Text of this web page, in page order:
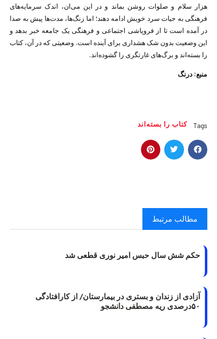
هزار سلام و صلوات روشن بماند و در این می‌ان، اندک سرمایه‌های
فرهنگی به حیات سرد خویش ادامه دهند؛ اما زنگ‌ها، مدت‌ها پیش به صدا
در آمده است تا از فروپاشی اجتماعی و فرهنگی یک جامعه خبر بدهد و
این وضعیت بدون شک هشداری برای آینده است. وضعیتی که در آن، کتاب
را بسته‌اند و برگ‌های غارتگری را گشوده‌اند.
منبع: درنگ
Tags کتاب را بسته‌اند
مطالب مرتبط
حکم شش سال حبس امیر نوری قطعی شد
آزادی از زندان و بستری در بیمارستان/ از کارافتادگی
۵۰درصدی ریه مصطفی دانشجو